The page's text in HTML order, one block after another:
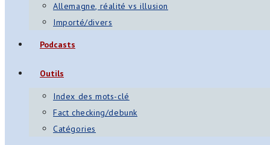
Allemagne, réalité vs illusion
Importé/divers
Podcasts
Outils
Index des mots-clé
Fact checking/debunk
Catégories